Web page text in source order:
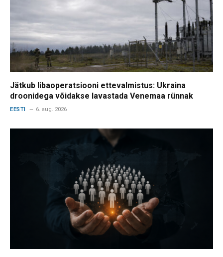
Jätkub libaoperatsiooni ettevalmistus: Ukraina
droonidega võidakse lavastada Venemaa rünnak
EESTI 6. aug. 2026